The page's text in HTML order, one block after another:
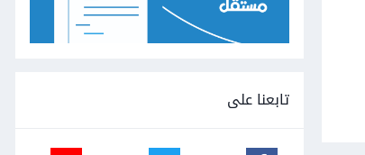
تابعنا على